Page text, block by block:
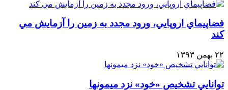
فضاپيماي اروپايي، ورود مجدد به زمين را آزمايش مي
كند
۲۲ بهمن ۱۳۹۳
توانايي تشخيص «خود» نزد ميمونها